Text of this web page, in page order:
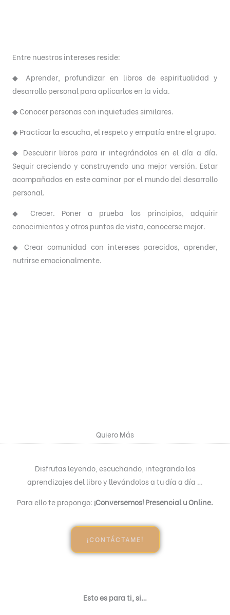
Entre nuestros intereses reside:
◆ Aprender, profundizar en libros de espiritualidad y
desarrollo personal para aplicarlos en la vida.
◆ Conocer personas con inquietudes similares.
◆ Practicar la escucha, el respeto y empatía entre el grupo.
◆ Descubrir libros para ir integrándolos en el día a día.
Seguir creciendo y construyendo una mejor versión. Estar
acompañados en este caminar por el mundo del desarrollo
personal.
◆ Crecer. Poner a prueba los principios, adquirir
conocimientos y otros puntos de vista, conocerse mejor.
◆ Crear comunidad con intereses parecidos, aprender,
nutrirse emocionalmente.
Quiero Más
Disfrutas leyendo, escuchando, integrando los
aprendizajes del libro y llevándolos a tu día a día …
Para ello te propongo: ¡Conversemos! Presencial u Online.
¡CONTÁCTAME!
Esto es para ti, si…